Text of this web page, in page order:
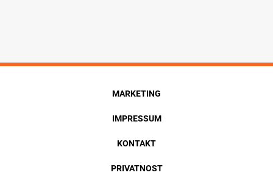
MARKETING
IMPRESSUM
KONTAKT
PRIVATNOST